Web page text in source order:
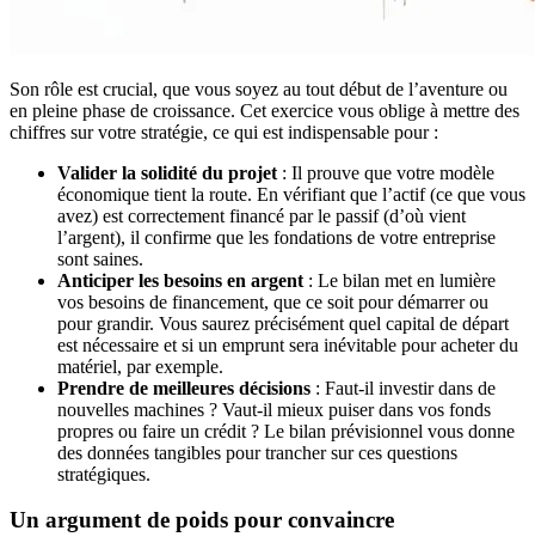
Son rôle est crucial, que vous soyez au tout début de l’aventure ou
en pleine phase de croissance. Cet exercice vous oblige à mettre des
chiffres sur votre stratégie, ce qui est indispensable pour :
Valider la solidité du projet : Il prouve que votre modèle
économique tient la route. En vérifiant que l’actif (ce que vous
avez) est correctement financé par le passif (d’où vient
l’argent), il confirme que les fondations de votre entreprise
sont saines.
Anticiper les besoins en argent : Le bilan met en lumière
vos besoins de financement, que ce soit pour démarrer ou
pour grandir. Vous saurez précisément quel capital de départ
est nécessaire et si un emprunt sera inévitable pour acheter du
matériel, par exemple.
Prendre de meilleures décisions : Faut-il investir dans de
nouvelles machines ? Vaut-il mieux puiser dans vos fonds
propres ou faire un crédit ? Le bilan prévisionnel vous donne
des données tangibles pour trancher sur ces questions
stratégiques.
Un argument de poids pour convaincre